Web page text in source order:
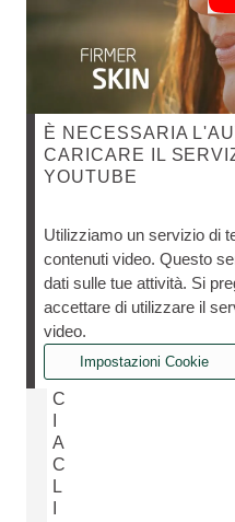
È NECESSARIA
CARICARE IL
YOUTUBE
Utilizziamo un servizio di
contenuti video. Questo
dati sulle tue attività. Si
accettare di utilizzare il
video.
Impostazioni Cookie
E
F
F
I
A
C
A
C
L